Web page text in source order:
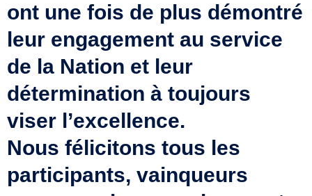
ont une fois de plus démontré
leur engagement au service
de la Nation et leur
détermination à toujours
viser l’excellence.
Nous félicitons tous les
participants, vainqueurs